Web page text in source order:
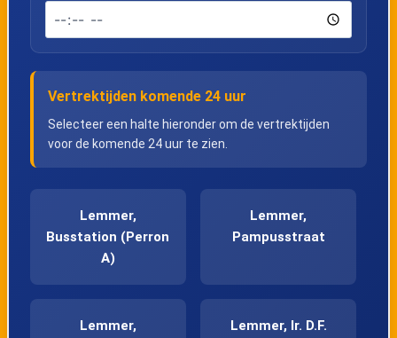
Vertrektijden komende 24 uur
Selecteer een halte hieronder om de vertrektijden
voor de komende 24 uur te zien.
Lemmer,
Busstation (Perron
A)
Lemmer,
Pampusstraat
Lemmer,
Lemmer, Ir. D.F.